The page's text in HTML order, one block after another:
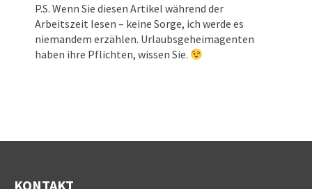
P.S. Wenn Sie diesen Artikel während der
Arbeitszeit lesen – keine Sorge, ich werde es
niemandem erzählen. Urlaubsgeheimagenten
haben ihre Pflichten, wissen Sie.
KONTAKT